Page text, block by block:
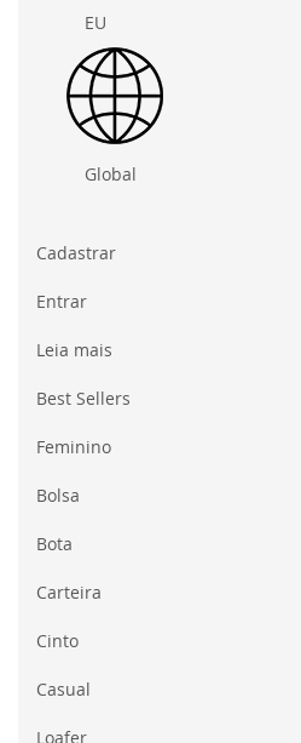
EU
Global
Cadastrar
Entrar
Leia mais
Best Sellers
Feminino
Bolsa
Bota
Carteira
Cinto
Casual
Loafer